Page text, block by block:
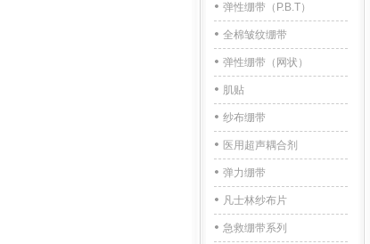
弹性绷带（P.B.T）
全棉皱纹绷带
弹性绷带（网状）
肌贴
纱布绷带
医用超声耦合剂
弹力绷带
凡士林纱布片
急救绷带系列